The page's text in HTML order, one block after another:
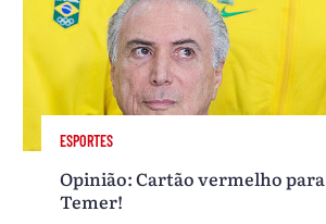
ESPORTES
Opinião: Cartão vermelho para
Temer!